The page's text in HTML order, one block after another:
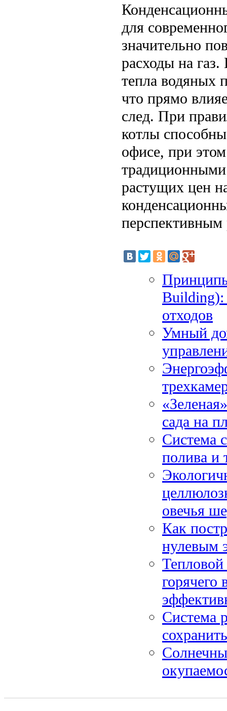
для
значительно
расходы на
тепла водяных
что прямо
след. При
котлы
офисе, при
растущих цен
перспективным
Принципы
Building):
отходов
Умный
сада на
Система
полива и
овечья
Как
нулевым
Тепловой
Система